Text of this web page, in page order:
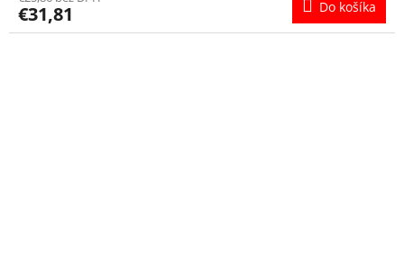
€31,81 Do košíka